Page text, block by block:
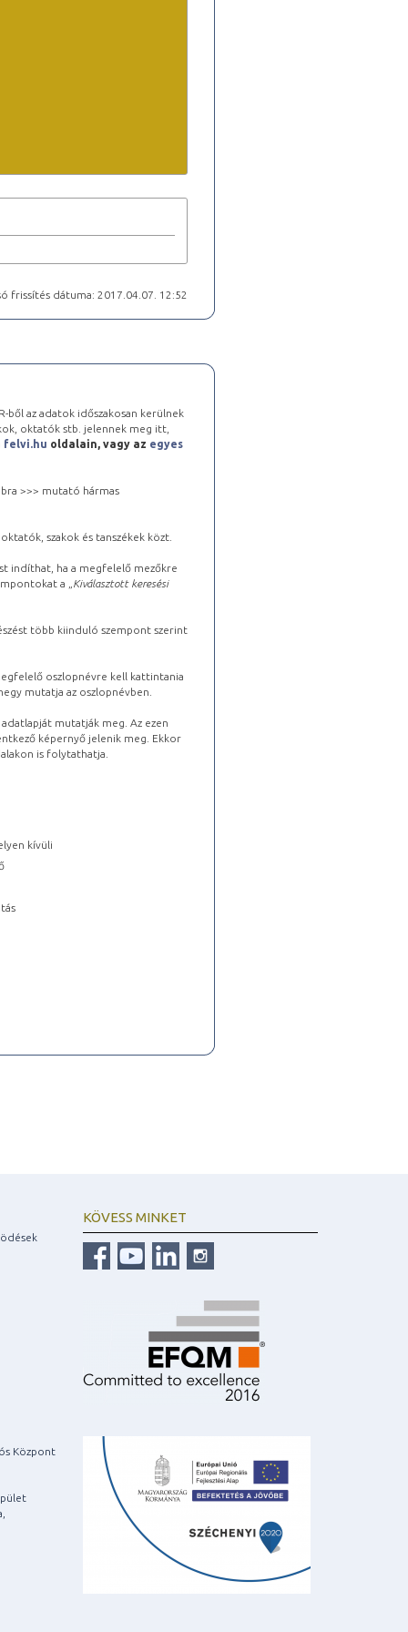
frissítés dátuma: 2017.04.07. 12:52
ből az adatok időszakosan kerülnek
oktatók stb. jelennek meg itt,
felvi.hu oldalain, vagy az egyes
>>> mutató hármas
szakok és tanszékek közt.
indíthat, ha a megfelelő mezőkre
a „ Kiválasztott keresési
több kiinduló szempont szerint
oszlopnévre kell kattintania
mutatja az oszlopnévben.
mutatják meg. Az ezen
képernyő jelenik meg. Ekkor
is folytathatja.
kívüli
Központ
KÖVESS MINKET